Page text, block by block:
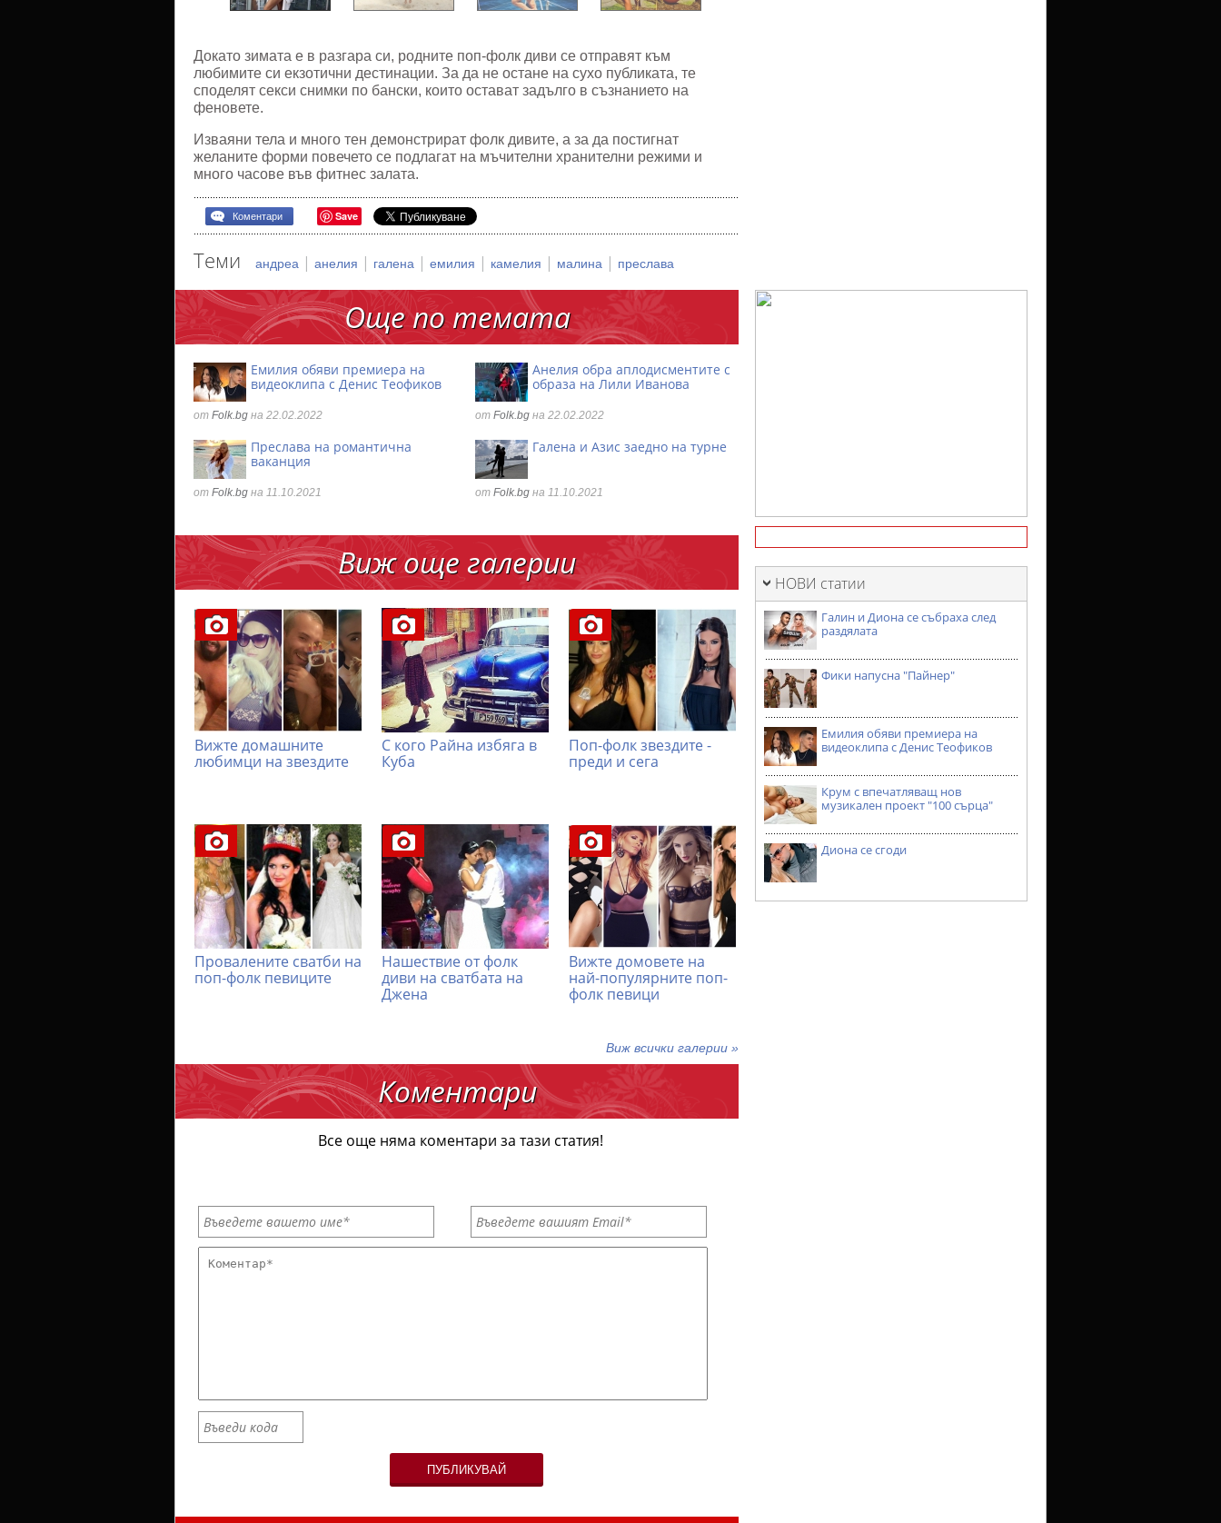
Докато зимата е в разгара си, родните поп-фолк диви се отправят към
любимите си екзотични дестинации. За да не остане на сухо публиката, те
споделят секси снимки по бански, които остават задълго в съзнанието на
феновете.
Изваяни тела и много тен демонстрират фолк дивите, а за да постигнат
желаните форми повечето се подлагат на мъчителни хранителни режими и
много часове във фитнес залата.
Коментари Save
Теми андреа | анелия | галена | емилия | камелия | малина | преслава
Още по темата
Емилия обяви премиера на
видеоклипа с Денис Теофиков
от Folk.bg на 22.02.2022
Анелия обра аплодисментите с
образа на Лили Иванова
от Folk.bg на 22.02.2022
Преслава на романтична
ваканция
от Folk.bg на 11.10.2021
Галена и Азис заедно на турне
от Folk.bg на 11.10.2021
Виж още галерии
Вижте домашните
любимци на звездите
С кого Райна избяга в
Куба
Поп-фолк звездите -
преди и сега
Провалените сватби на
поп-фолк певиците
Нашествие от фолк
диви на сватбата на
Джена
Вижте домовете на
най-популярните поп-
фолк певици
Виж всички галерии »
Коментари
Все още няма коментари за тази статия!
ПУБЛИКУВАЙ
НОВИ статии
Галин и Диона се събраха след
раздялата
Фики напусна "Пайнер"
Емилия обяви премиера на
видеоклипа с Денис Теофиков
Крум с впечатляващ нов
музикален проект "100 сърца"
Диона се сгоди